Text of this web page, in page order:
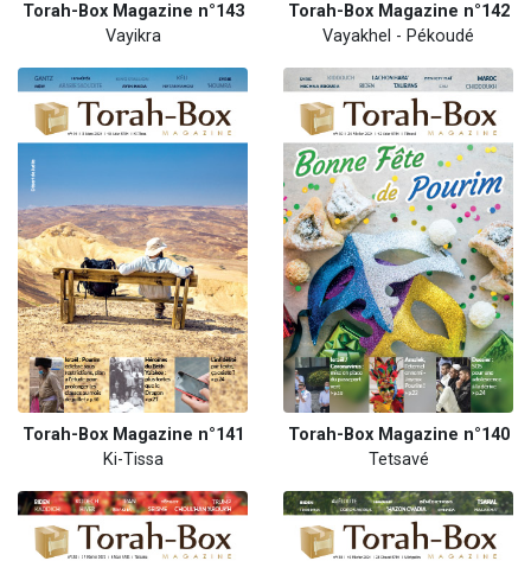
Torah-Box Magazine n°143
Vayikra
Torah-Box Magazine n°142
Vayakhel - Pékoudé
Torah-Box Magazine n°141
Ki-Tissa
Torah-Box Magazine n°140
Tetsavé